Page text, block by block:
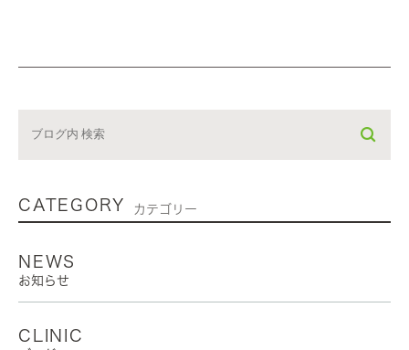
CATEGORY カテゴリー
NEWS
お知らせ
CLINIC